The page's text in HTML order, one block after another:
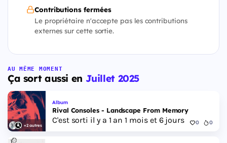
Contributions fermées
Le propriétaire n'accepte pas les contributions
externes sur cette sortie.
AU MÊME MOMENT
Ça sort aussi en Juillet 2025
+2 autres
Album
Rival Consoles - Landscape From Memory
C'est sorti il y a 1 an 1 mois et 6 jours 0 0